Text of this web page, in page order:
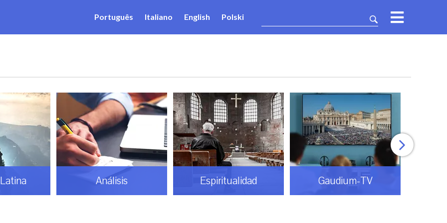
Português Italiano English Polski
Análisis Espiritualidad Gaudium-TV